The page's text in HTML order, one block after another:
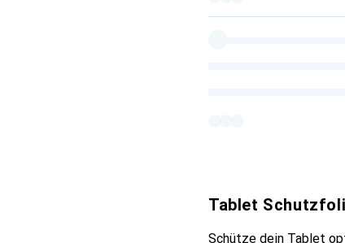
Tablet
Schütze dein Tablet